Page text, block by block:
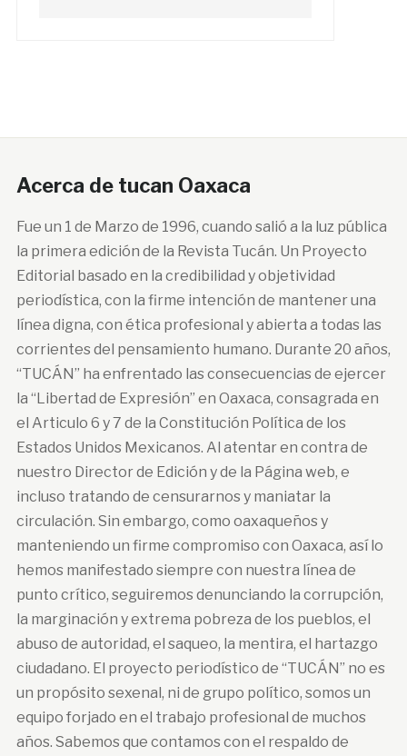
Acerca de tucan Oaxaca
Fue un 1 de Marzo de 1996, cuando salió a la luz pública
la primera edición de la Revista Tucán. Un Proyecto
Editorial basado en la credibilidad y objetividad
periodística, con la firme intención de mantener una
línea digna, con ética profesional y abierta a todas las
corrientes del pensamiento humano. Durante 20 años,
“TUCÁN” ha enfrentado las consecuencias de ejercer
la “Libertad de Expresión” en Oaxaca, consagrada en
el Articulo 6 y 7 de la Constitución Política de los
Estados Unidos Mexicanos. Al atentar en contra de
nuestro Director de Edición y de la Página web, e
incluso tratando de censurarnos y maniatar la
circulación. Sin embargo, como oaxaqueños y
manteniendo un firme compromiso con Oaxaca, así lo
hemos manifestado siempre con nuestra línea de
punto crítico, seguiremos denunciando la corrupción,
la marginación y extrema pobreza de los pueblos, el
abuso de autoridad, el saqueo, la mentira, el hartazgo
ciudadano. El proyecto periodístico de “TUCÁN” no es
un propósito sexenal, ni de grupo político, somos un
equipo forjado en el trabajo profesional de muchos
años. Sabemos que contamos con el respaldo de